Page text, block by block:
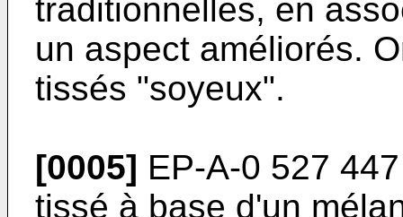
traditionnelles, en
un aspect améliorés.
tissés "soyeux".
[0005] EP-A-0 527
tissé à base d'un